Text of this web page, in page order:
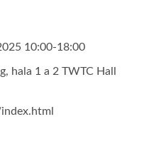
10:00-18:00
hala 1 a 2 TWTC Hall